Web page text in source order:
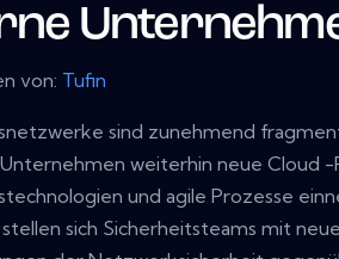
von: Tufin
sind zunehmend
weiterhin neue Cloud -
und agile Prozesse
sich Sicherheitsteams mit